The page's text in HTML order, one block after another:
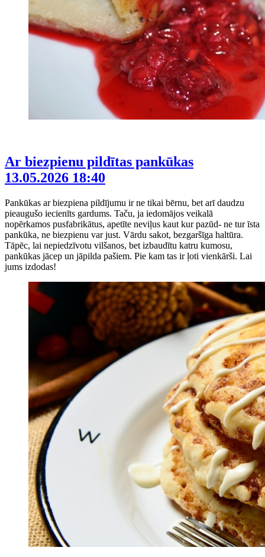
Ar biezpienu pildītas pankūkas
13.05.2026 18:40
Pankūkas ar biezpiena pildījumu ir ne tikai bērnu, bet arī daudzu
pieaugušo iecienīts gardums. Taču, ja iedomājos veikalā
nopērkamos pusfabrikātus, apetīte neviļus kaut kur pazūd- ne tur īsta
pankūka, ne biezpienu var just. Vārdu sakot, bezgaršīga haltūra.
Tāpēc, lai nepiedzīvotu vilšanos, bet izbaudītu katru kumosu,
pankūkas jācep un jāpilda pašiem. Pie kam tas ir ļoti vienkārši. Lai
jums izdodas!